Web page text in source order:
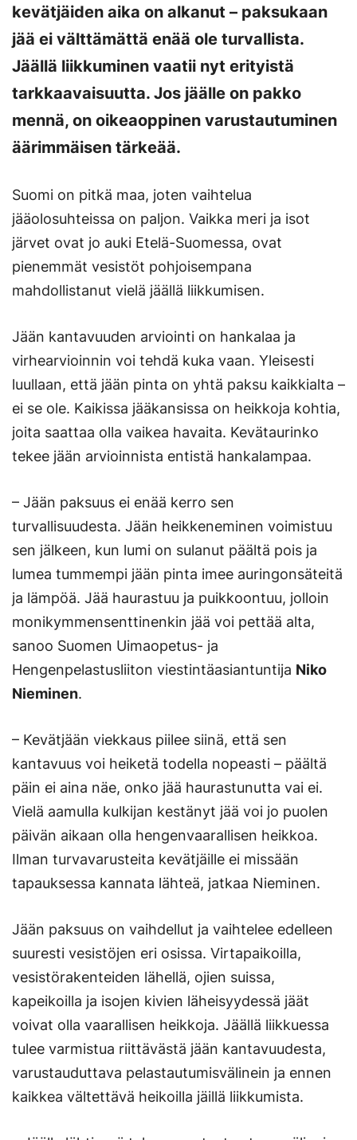
kevätjäiden aika on alkanut – paksukaan
jää ei välttämättä enää ole turvallista.
Jäällä liikkuminen vaatii nyt erityistä
tarkkaavaisuutta. Jos jäälle on pakko
mennä, on oikeaoppinen varustautuminen
äärimmäisen tärkeää.
Suomi on pitkä maa, joten vaihtelua
jääolosuhteissa on paljon. Vaikka meri ja isot
järvet ovat jo auki Etelä-Suomessa, ovat
pienemmät vesistöt pohjoisempana
mahdollistanut vielä jäällä liikkumisen.
Jään kantavuuden arviointi on hankalaa ja
virhearvioinnin voi tehdä kuka vaan. Yleisesti
luullaan, että jään pinta on yhtä paksu kaikkialta –
ei se ole. Kaikissa jääkansissa on heikkoja kohtia,
joita saattaa olla vaikea havaita. Kevätaurinko
tekee jään arvioinnista entistä hankalampaa.
– Jään paksuus ei enää kerro sen
turvallisuudesta. Jään heikkeneminen voimistuu
sen jälkeen, kun lumi on sulanut päältä pois ja
lumea tummempi jään pinta imee auringonsäteitä
ja lämpöä. Jää haurastuu ja puikkoontuu, jolloin
monikymmensenttinenkin jää voi pettää alta,
sanoo Suomen Uimaopetus- ja
Hengenpelastusliiton viestintäasiantuntija Niko
Nieminen.
– Kevätjään viekkaus piilee siinä, että sen
kantavuus voi heiketä todella nopeasti – päältä
päin ei aina näe, onko jää haurastunutta vai ei.
Vielä aamulla kulkijan kestänyt jää voi jo puolen
päivän aikaan olla hengenvaarallisen heikkoa.
Ilman turvavarusteita kevätjäille ei missään
tapauksessa kannata lähteä, jatkaa Nieminen.
Jään paksuus on vaihdellut ja vaihtelee edelleen
suuresti vesistöjen eri osissa. Virtapaikoilla,
vesistörakenteiden lähellä, ojien suissa,
kapeikoilla ja isojen kivien läheisyydessä jäät
voivat olla vaarallisen heikkoja. Jäällä liikkuessa
tulee varmistua riittävästä jään kantavuudesta,
varustauduttava pelastautumisvälinein ja ennen
kaikkea vältettävä heikoilla jäillä liikkumista.